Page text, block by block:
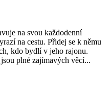
na svou každodenní
na cestu. Přidej se k němu
kdo bydlí v jeho rajonu.
plné zajímavých věcí...